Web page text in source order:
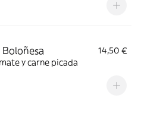
14,50 €
y carne picada